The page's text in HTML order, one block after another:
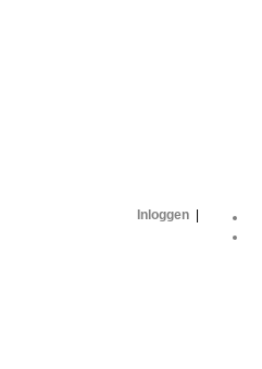
Inloggen